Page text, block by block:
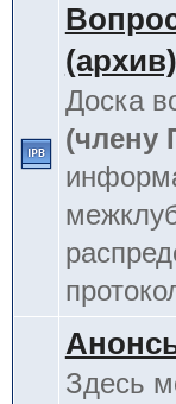
(архив)
Доска
(члену
Здесь